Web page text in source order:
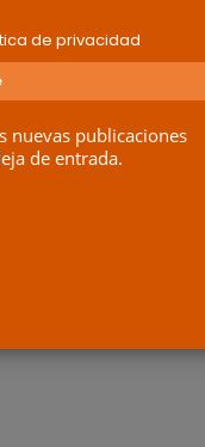
de privacidad
nuevas publicaciones
de entrada.